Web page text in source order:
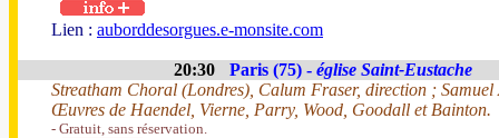
Lien : auborddesorgues.e-monsite.com
20:30 Paris (75) - église Saint-Eustache
Streatham Choral (Londres), Calum Fraser, direction ;
Œuvres de Haendel, Vierne, Parry, Wood, Goodall et Bainton.
- Gratuit, sans réservation.